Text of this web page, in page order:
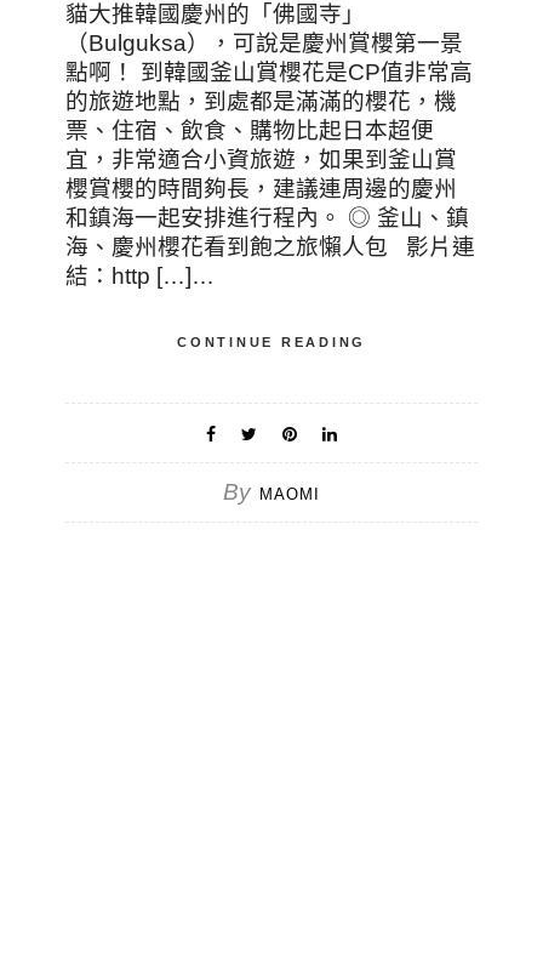
貓大推韓國慶州的「佛國寺」
（Bulguksa），可說是慶州賞櫻第一景
點啊！ 到韓國釜山賞櫻花是CP值非常高
的旅遊地點，到處都是滿滿的櫻花，機
票、住宿、飲食、購物比起日本超便
宜，非常適合小資旅遊，如果到釜山賞
櫻賞櫻的時間夠長，建議連周邊的慶州
和鎮海一起安排進行程內。 ◎ 釜山、鎮
海、慶州櫻花看到飽之旅懶人包 影片連
結：http […]…
CONTINUE READING
By MAOMI